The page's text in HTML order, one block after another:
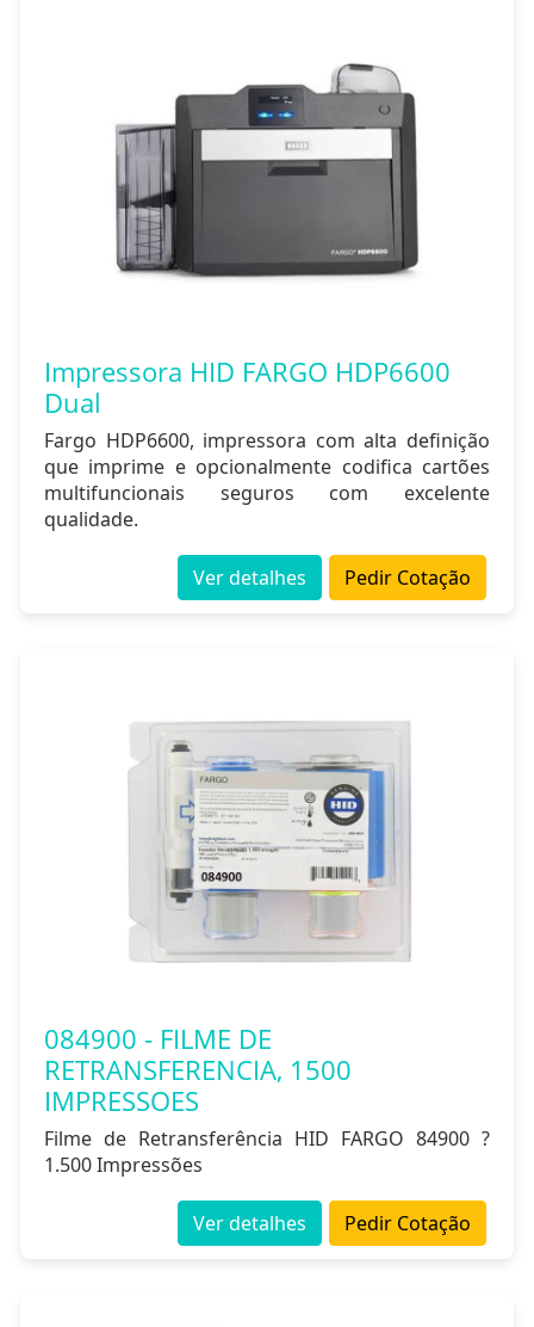
Impressora HID FARGO HDP6600
Dual
Fargo HDP6600, impressora com alta definição
que imprime e opcionalmente codifica cartões
multifuncionais seguros com excelente
qualidade.
Pedir Cotação
Ver detalhes
084900 - FILME DE
RETRANSFERENCIA, 1500
IMPRESSOES
Filme de Retransferência HID FARGO 84900 ?
1.500 Impressões
Pedir Cotação
Ver detalhes